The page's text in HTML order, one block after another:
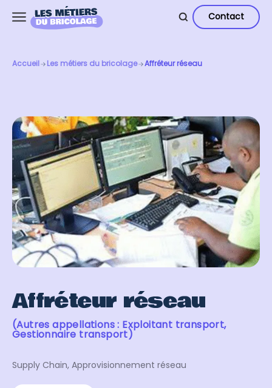
Contact
Accueil Les métiers du bricolage Affréteur réseau
Affréteur réseau
(Autres appellations : Exploitant transport,
Gestionnaire transport)
Supply Chain, Approvisionnement réseau